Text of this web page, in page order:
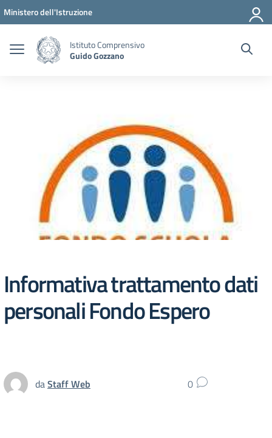
Vai ai contenuti
Vai al menu di navigazione
Vai al footer
Ministero dell'Istruzione
Istituto Comprensivo
Guido Gozzano
Informativa trattamento dati
personali Fondo Espero
daStaff Web 0